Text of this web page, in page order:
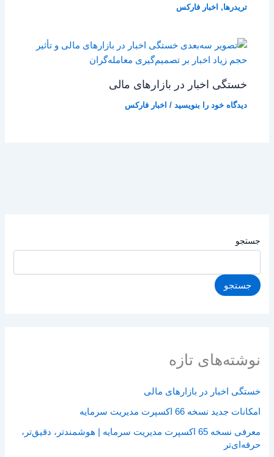
جستجو
جستجو
نوشته‌های تازه
خستگی اخبار در بازارهای مالی
امکانات جدید نسخه 66 اکسپرت مدیریت سرمایه
معرفی نسخه 65 اکسپرت مدیریت سرمایه | هوشمندتر، دقیق‌تر،
حرفه‌ای‌تر
تریدرها, اخبار فارکس
خستگی اخبار در بازارهای مالی
دیدگاه‌ خود را بنویسید / اخبار فارکس